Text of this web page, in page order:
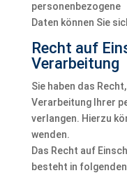
personenbezogene
Daten können Sie
Recht auf
Verarbeitung
Sie haben das
Verarbeitung Ihrer
verlangen. Hierzu
wenden.
Das Recht auf
besteht in